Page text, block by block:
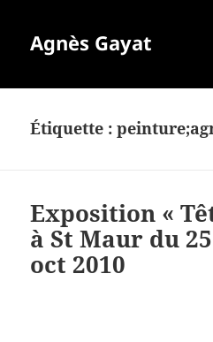
Agnès Gayat
Étiquette :
Exposition «
à St Maur du
oct 2010